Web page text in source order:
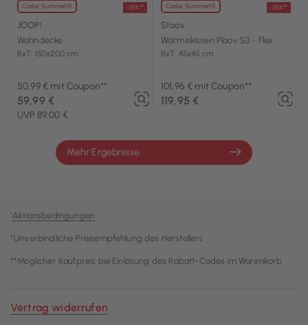
Code: Summer15 -15%**
JOOP!
Wohndecke
BxT: 150x200 cm
50,99 € mit Coupon**
UVP 89,00 €
59,99 €
Code: Summer15 -15%**
Stoov
Wärmekissen Ploov S3 - Flex
BxT: 45x45 cm
101,96 € mit Coupon**
119,95 €
Mehr Ergebnisse
¹Aktionsbedingungen
*Unverbindliche Preisempfehlung des Herstellers
**Möglicher Kaufpreis bei Einlösung des Rabatt-Codes im Warenkorb
Vertrag widerrufen